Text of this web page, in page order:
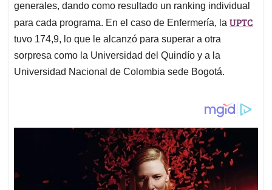
generales, dando como resultado un ranking individual
para cada programa. En el caso de Enfermería, la UPTC
tuvo 174,9, lo que le alcanzó para superar a otra
sorpresa como la Universidad del Quindío y a la
Universidad Nacional de Colombia sede Bogotá.